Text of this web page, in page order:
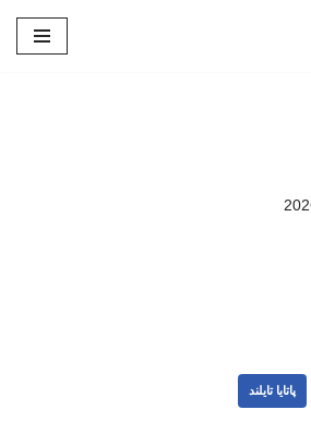
پاتایا تایلند